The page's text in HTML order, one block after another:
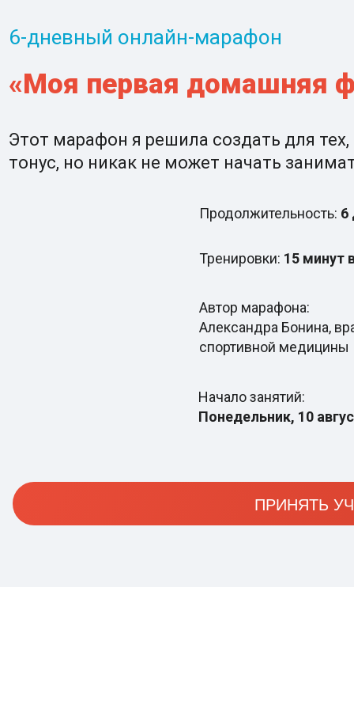
6-дневный онлайн-марафон
«Моя первая домашняя
Этот марафон я решила создать для
тонус, но никак не может начать
Продолжительность: 6
Тренировки: 15 минут
Автор марафона:
Александра Бонина,
спортивной медицины
Начало занятий:
Понедельник, 10
ПРИНЯТЬ